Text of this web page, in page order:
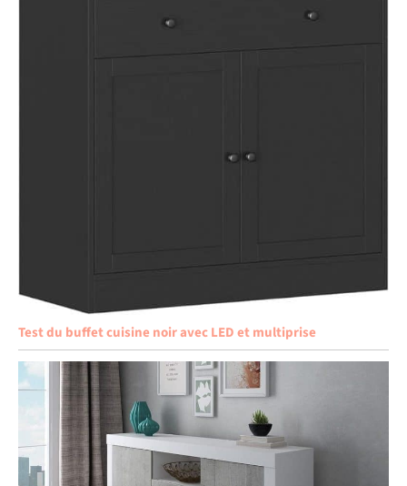
Test du buffet cuisine noir avec LED et multiprise